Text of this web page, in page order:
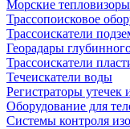
Морские тепловизоры
Трассопоисковое
Трассоискатели
Георадары
Трассоискатели
Течеискатели воды
Регистраторы утечек
Оборудование для
Cистемы контроля